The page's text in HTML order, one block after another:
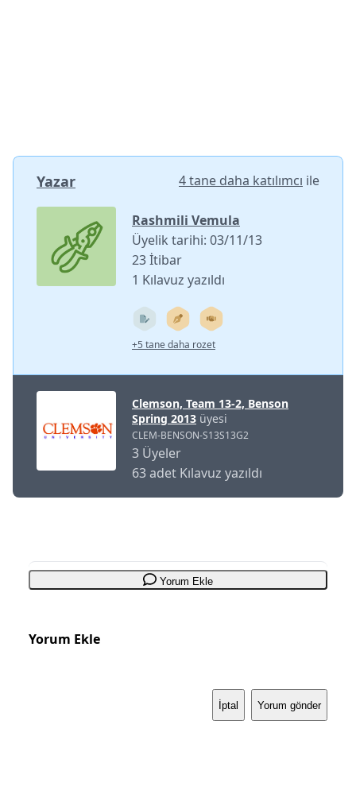
Yazar 4 tane daha katılımcı ile
Rashmili Vemula
Üyelik tarihi: 03/11/13
23 İtibar
1 Kılavuz yazıldı
+5 tane daha rozet
Clemson, Team 13-2, Benson
Spring 2013 üyesi
CLEM-BENSON-S13S13G2
3 Üyeler
63 adet Kılavuz yazıldı
Yorum Ekle
Yorum Ekle
İptal Yorum gönder